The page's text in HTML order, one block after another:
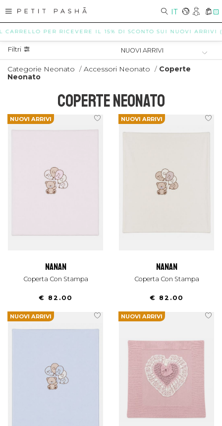
IT 0
PER RICEVERE IL 15% DI SCONTO SUI NUOVI ARRIVI (
Filtri
Categorie Neonato / Accessori Neonato / Coperte
Neonato
COPERTE NEONATO
NUOVI ARRIVI
nanan
Coperta Con Stampa
€ 82.00
NUOVI ARRIVI
nanan
Coperta Con Stampa
€ 82.00
NUOVI ARRIVI NUOVI ARRIVI